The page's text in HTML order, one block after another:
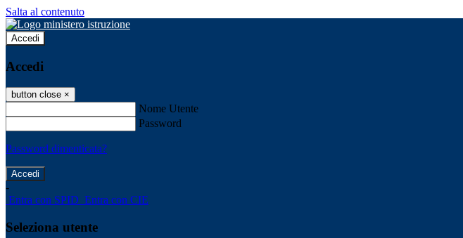
Salta al contenuto
Accedi
Accedi
button close ×
Nome Utente
Password
Password dimenticata?
-
Entra con SPID Entra con CIE
Seleziona utente